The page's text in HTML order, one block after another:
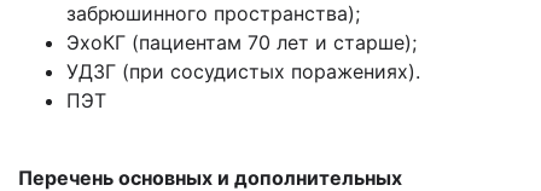
забрюшинного пространства);
ЭхоКГ (пациентам 70 лет и старше);
УДЗГ (при сосудистых поражениях).
ПЭТ
Перечень основных и дополнительных